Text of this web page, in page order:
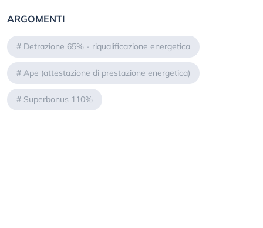
ARGOMENTI
# Detrazione 65% - riqualificazione energetica
# Ape (attestazione di prestazione energetica)
# Superbonus 110%